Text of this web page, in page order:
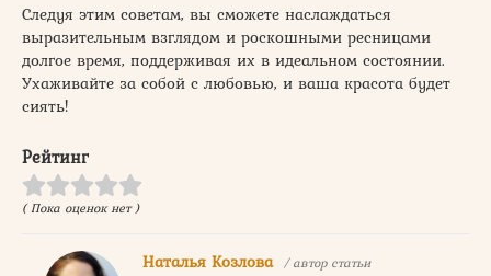
Следуя этим советам, вы сможете наслаждаться
выразительным взглядом и роскошными ресницами
долгое время, поддерживая их в идеальном состоянии.
Ухаживайте за собой с любовью, и ваша красота будет
сиять!
Рейтинг
( Пока оценок нет )
Наталья Козлова / автор статьи